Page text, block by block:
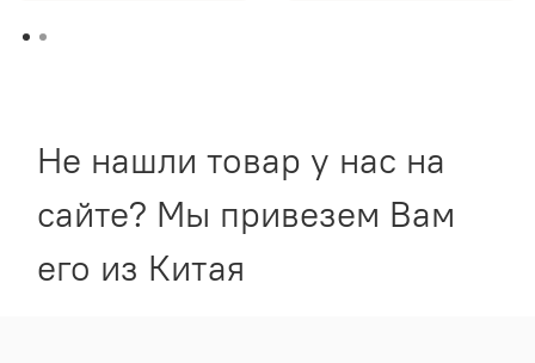
Не нашли товар у нас на
сайте? Мы привезем Вам
его из Китая